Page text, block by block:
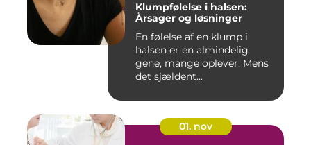
Klumpfølelse i halsen:
Årsager og løsninger
En følelse af en klump i
halsen er en almindelig
gene, mange oplever. Mens
det sjældent...
01. nov